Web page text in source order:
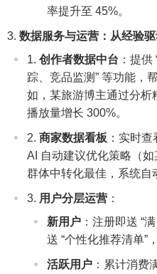
率提升至 45%。
数据服务与运营：从经验
创作者数据中台 ：提
踪、竞品监测” 等功能，
如，某旅游博主通过分析
播放量增长 300%。
商家数据看板 ：实时查
AI 自动建议优化策略（
群体中转化最佳，系统自
用户分层运营 ：
新用户 ：注册即送 “
送 “个性化推荐清单”
活跃用户 ：累计消费